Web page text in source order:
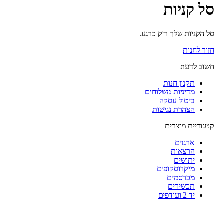
סל קניות
סל הקניות שלך ריק כרגע.
חזור לחנות
חשוב לדעת
תקנון חנות
מדיניות משלוחים
ביטול עסקה
הצהרת נגישות
קטגוריית מוצרים
ארגזים
הרצאות
יתושים
מיקרוסקופים
מכרסמים
תכשירים
יד 2 ועודפים